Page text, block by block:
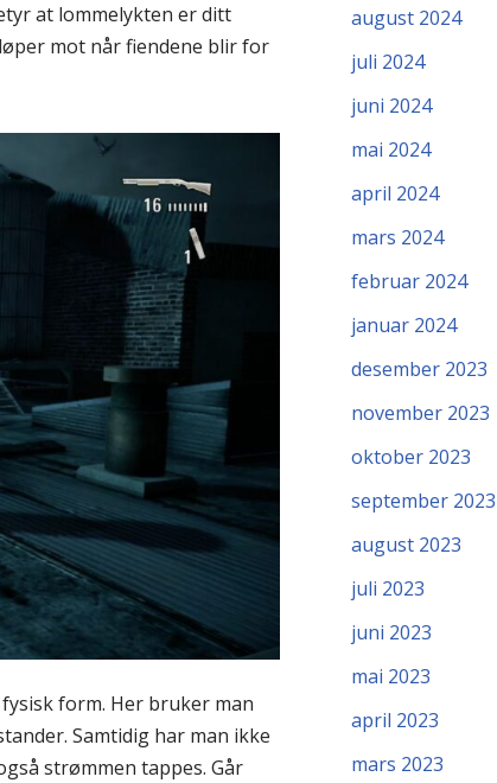
at lommelykten er ditt
mot når fiendene blir for
form. Her bruker man
Samtidig har man ikke
strømmen tappes. Går
august 2024
juli 2024
juni 2024
mai 2024
april 2024
mars 2024
februar 2024
januar 2024
desember 2023
november 2023
oktober 2023
september 2023
august 2023
juli 2023
juni 2023
mai 2023
april 2023
mars 2023